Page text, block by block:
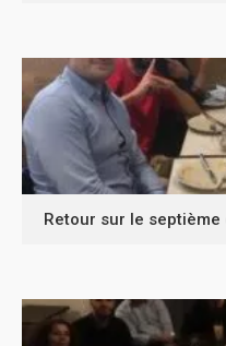
Retour sur le